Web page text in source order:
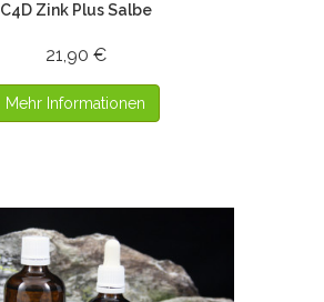
C4D Zink Plus Salbe
21,90 €
Mehr Informationen